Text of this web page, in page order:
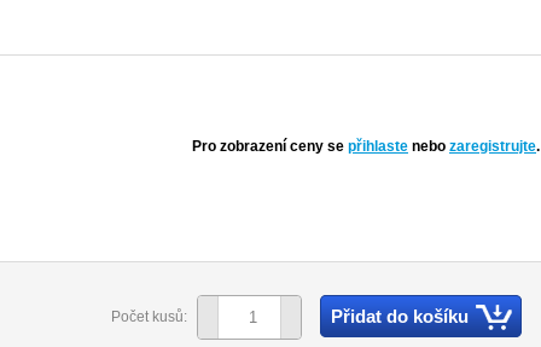
Pro zobrazení ceny se přihlaste nebo zaregistrujte.
Počet kusů: Přidat do košíku